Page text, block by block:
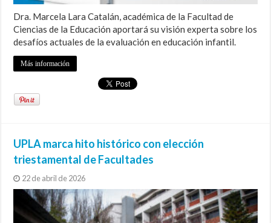
Dra. Marcela Lara Catalán, académica de la Facultad de
Ciencias de la Educación aportará su visión experta sobre los
desafíos actuales de la evaluación en educación infantil.
Más información
UPLA marca hito histórico con elección
triestamental de Facultades
22 de abril de 2026